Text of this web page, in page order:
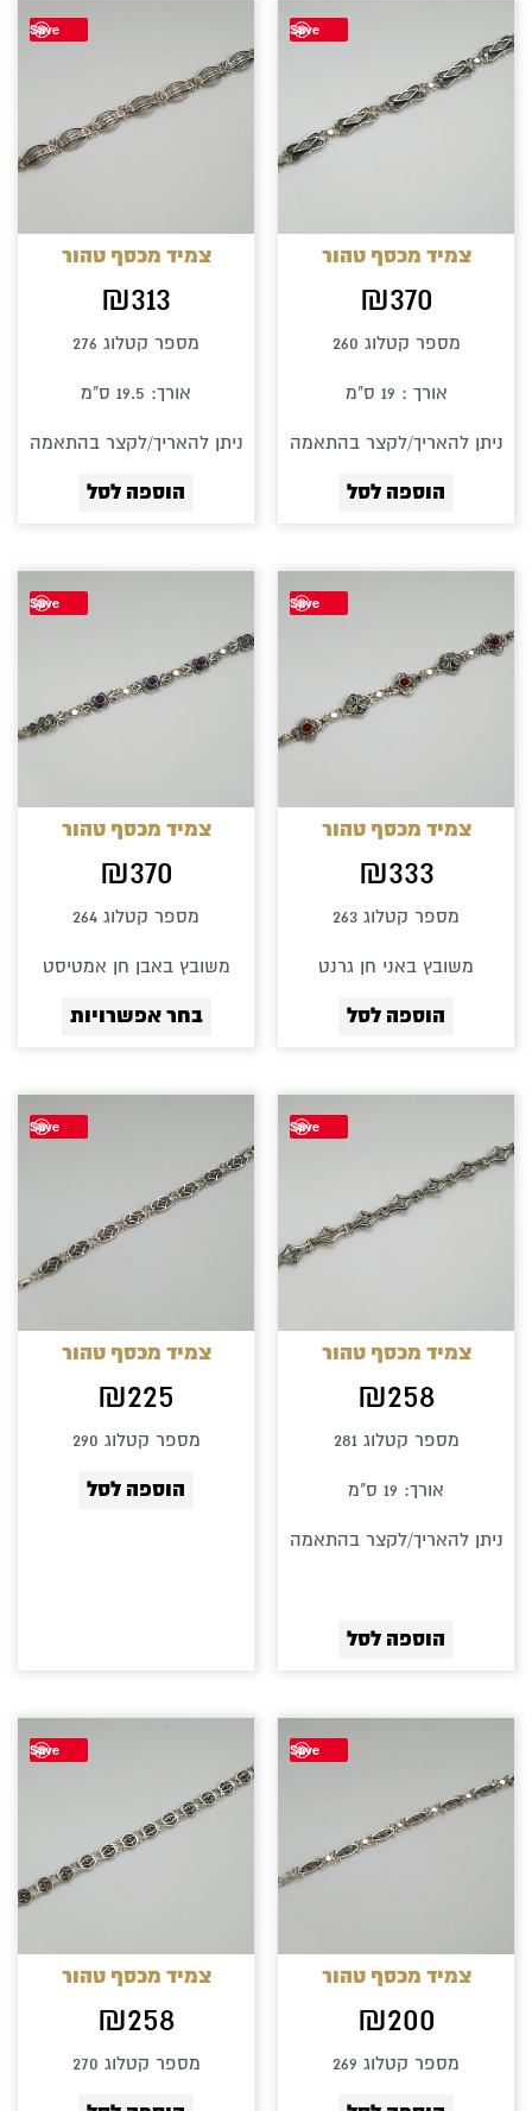
Save
צמיד מכסף טהור
₪370
מספר קטלוג 260
אורך : 19 ס"מ
ניתן להאריך/לקצר בהתאמה
הוספה לסל
Save
צמיד מכסף טהור
₪313
מספר קטלוג 276
אורך: 19.5 ס"מ
ניתן להאריך/לקצר בהתאמה
הוספה לסל
Save
צמיד מכסף טהור
₪333
מספר קטלוג 263
משובץ באני חן גרנט
הוספה לסל
Save
צמיד מכסף טהור
₪370
מספר קטלוג 264
משובץ באבן חן אמטיסט
בחר אפשרויות
למוצר
מספר
סוגים.
לבחור
Save
צמיד מכסף טהור
₪258
מספר קטלוג 281
אורך: 19 ס"מ
ניתן להאריך/לקצר בהתאמה
הוספה לסל
Save
צמיד מכסף טהור
₪225
מספר קטלוג 290
הוספה לסל
Save
צמיד מכסף טהור
₪200
מספר קטלוג 269
Save
צמיד מכסף טהור
₪258
מספר קטלוג 270